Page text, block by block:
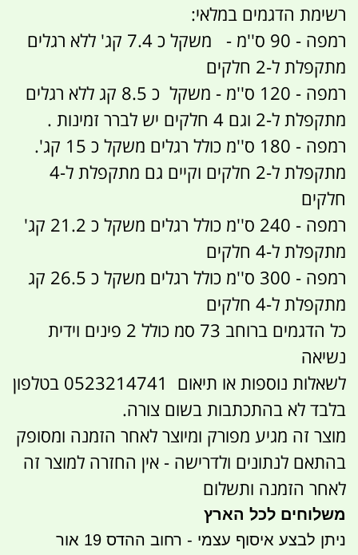
רשימת הדגמים במלאי:
רמפה - 90 ס''מ - משקל כ 7.4 קג' ללא רגלים
מתקפלת ל-2 חלקים
רמפה - 120 ס''מ - משקל כ 8.5 קג ללא רגלים
מתקפלת ל-2 וגם 4 חלקים יש לברר זמינות .
רמפה - 180 ס''מ כולל רגלים משקל כ 15 קג'.
מתקפלת ל-2 חלקים וקיים גם מתקפלת ל-4
חלקים
רמפה - 240 ס''מ כולל רגלים משקל כ 21.2 קג'
מתקפלת ל-4 חלקים
רמפה - 300 ס''מ כולל רגלים משקל כ 26.5 קג
מתקפלת ל-4 חלקים
כל הדגמים ברוחב 73 סמ כולל 2 פינים וידית
נשיאה
לשאלות נוספות או תיאום 0523214741 בטלפון
בלבד לא בהתכתבות בשום צורה.
מוצר זה מגיע מפורק ומיוצר לאחר הזמנה ומסופק
בהתאם לנתונים ולדרישה - אין החזרה למוצר זה
לאחר הזמנה ותשלום
משלוחים לכל הארץ
ניתן לבצע איסוף עצמי - רחוב ההדס 19 אור